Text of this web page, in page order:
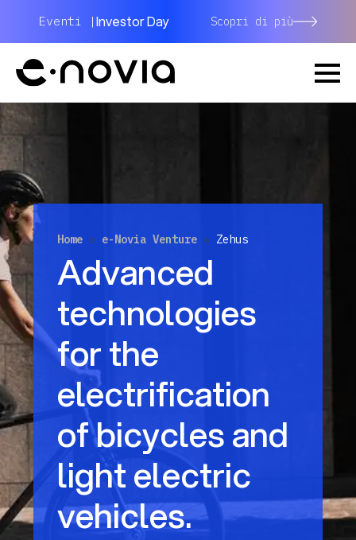
Eventi | Investor Day Scopri di più
Home » e-Novia Venture » Zehus
Advanced
technologies
for the
electrification
of bicycles and
light electric
vehicles.